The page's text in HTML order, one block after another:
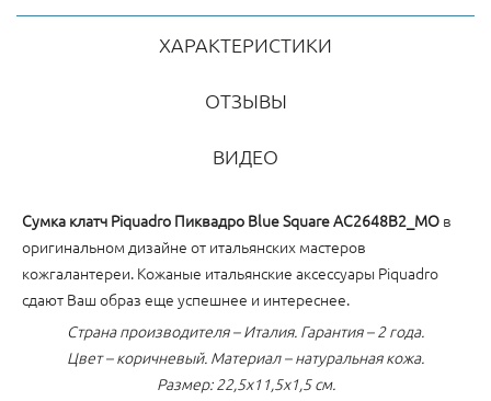
ХАРАКТЕРИСТИКИ
ОТЗЫВЫ
ВИДЕО
Сумка клатч Piquadro Пиквадро Blue Square AC2648B2_MO в
оригинальном дизайне от итальянских мастеров
кожгалантереи. Кожаные итальянские аксессуары Piquadro
сдают Ваш образ еще успешнее и интереснее.
Страна производителя – Италия. Гарантия – 2 года.
Цвет – коричневый. Материал – натуральная кожа.
Размер: 22,5x11,5x1,5 см.